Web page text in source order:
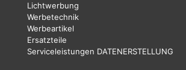
Lichtwerbung
Werbetechnik
Werbeartikel
Ersatzteile
Serviceleistungen DATENERSTELLUNG